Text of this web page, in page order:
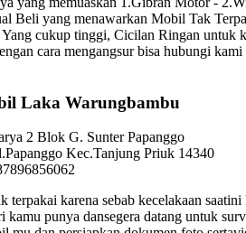
Beli yang menawarkan Mobil Tak
Yang cukup tinggi, Cicilan Ringan untuk
cara mengangsur bisa hubungi kami
Laka Warungbambu
2 Blok G. Sunter Papanggo
Kec.Tanjung Priuk 14340
terpakai karena sebab kecelakaan saatini
kamu punya dansegera datang untuk